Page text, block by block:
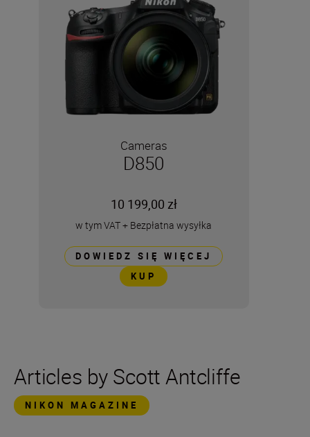
Cameras
D850
10 199,00 zł
w tym VAT+ Bezpłatna wysyłka
DOWIEDZ SIĘ WIĘCEJ
KUP
Articles by Scott Antcliffe
NIKON MAGAZINE